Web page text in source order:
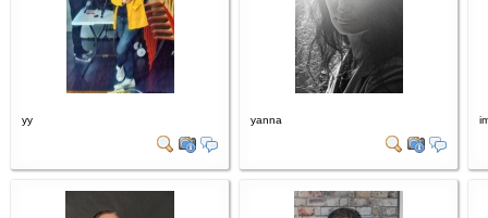
yy yanna